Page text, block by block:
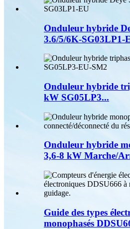
Onduleur hybride
3.6/5/6K-SG03LP1-
Onduleur hybride
kW SG05LP3...
Onduleur hybride
3,6-8 kW Marche/
Guide des types
monophasés